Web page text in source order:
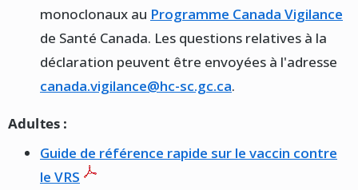
monoclonaux au Programme Canada Vigilance
de Santé Canada. Les questions relatives à la
déclaration peuvent être envoyées à l'adresse
canada.vigilance@hc-sc.gc.ca.
Adultes :
Guide de référence rapide sur le vaccin contre
le VRS